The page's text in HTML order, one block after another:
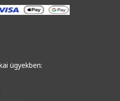
ügyekben: